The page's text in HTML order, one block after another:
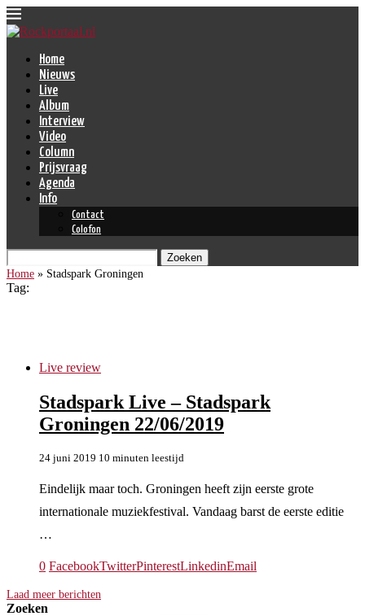
Home
Nieuws
Live
Album
Interview
Video
Column
Prijsvraag
Agenda
Info
Contact
Colofon
Zoeken
Home » Stadspark Groningen
Tag:
Live review
Stadspark Live – Stadspark
Groningen 22/06/2019
24 juni 2019 10 minuten leestijd
Eindelijk maar toch. Groningen heeft zijn eerste grote
internationale muziekfestival. Vandaag barst de eerste editie
…
0 FacebookTwitterPinterestLinkedinEmail
Laad meer berichten
Zoeken